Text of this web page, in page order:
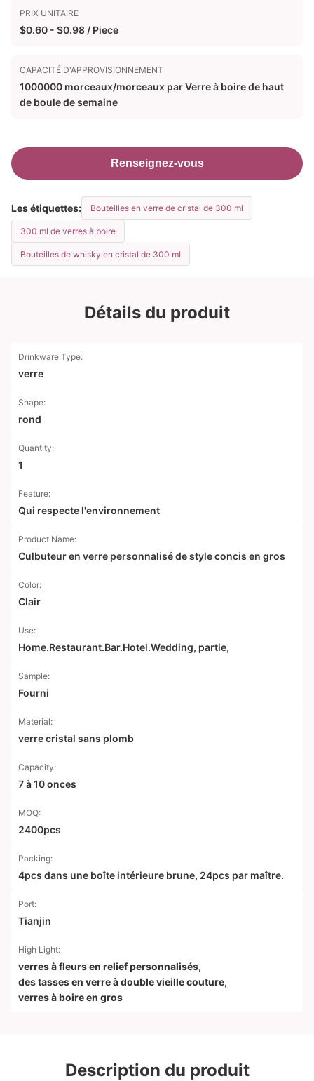
PRIX UNITAIRE
$0.60 - $0.98 / Piece
CAPACITÉ D'APPROVISIONNEMENT
1000000 morceaux/morceaux par Verre à boire de haut
de boule de semaine
Renseignez-vous
Les étiquettes: Bouteilles en verre de cristal de 300 ml
300 ml de verres à boire
Bouteilles de whisky en cristal de 300 ml
Détails du produit
Drinkware Type:
verre
Shape:
rond
Quantity:
1
Feature:
Qui respecte l'environnement
Product Name:
Culbuteur en verre personnalisé de style concis en gros
Color:
Clair
Use:
Home.Restaurant.Bar.Hotel.Wedding, partie,
Sample:
Fourni
Material:
verre cristal sans plomb
Capacity:
7 à 10 onces
MOQ:
2400pcs
Packing:
4pcs dans une boîte intérieure brune, 24pcs par maître.
Port:
Tianjin
High Light:
verres à fleurs en relief personnalisés,
des tasses en verre à double vieille couture,
verres à boire en gros
Description du produit